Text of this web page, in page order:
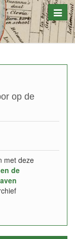
Toggle
op de
met deze
de